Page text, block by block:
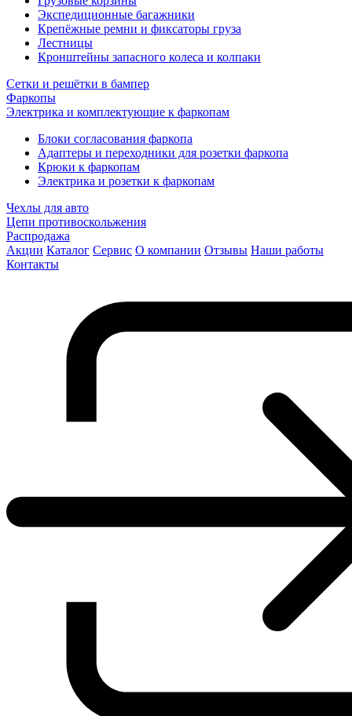
Экспедиционные багажники
Крепёжные ремни и фиксаторы груза
Лестницы
Кронштейны запасного колеса и колпаки
Сетки и решётки в бампер
Фаркопы
Электрика и комплектующие к фаркопам
Блоки согласования фаркопа
Адаптеры и переходники для розетки фаркопа
Крюки к фаркопам
Электрика и розетки к фаркопам
Чехлы для авто
Цепи противоскольжения
Распродажа
Акции Каталог Сервис О компании Отзывы Наши работы
Контакты